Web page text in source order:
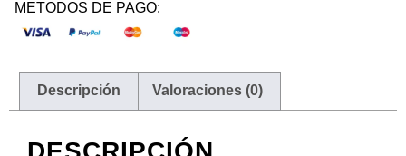
METODOS DE PAGO:
Descripción Valoraciones (0)